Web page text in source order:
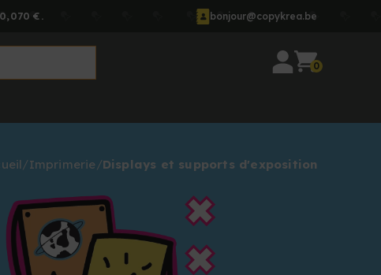
0,070 €. bonjour@copykrea.be
0
Imprimerie Displays et supports d'exposition